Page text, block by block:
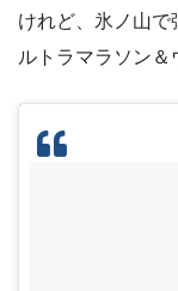
けれど、氷ノ山で
ルトラマラソン＆